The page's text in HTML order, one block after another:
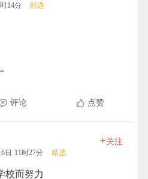
14分 精选
评论 点赞
日 11时27分 精选
+关注
校而努力